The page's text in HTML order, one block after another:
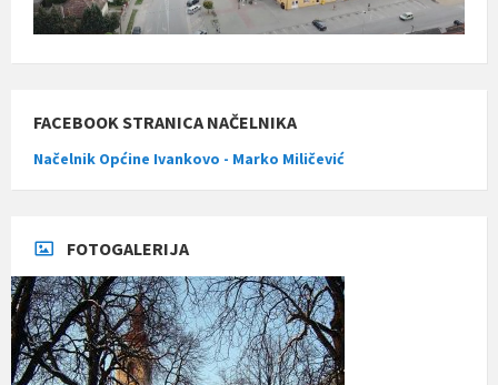
FACEBOOK STRANICA NAČELNIKA
Načelnik Općine Ivankovo - Marko Miličević
FOTOGALERIJA